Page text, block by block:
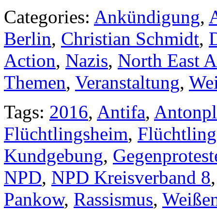
Categories: Ankündigung,
Berlin, Christian Schmidt,
Action, Nazis, North East
Themen, Veranstaltung,
Tags: 2016, Antifa,
Flüchtlingsheim,
Kundgebung,
NPD, NPD Kreisverband 8
Pankow, Rassismus,